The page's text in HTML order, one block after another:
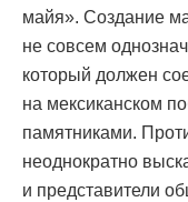
майя». Создание
не совсем
который должен
на мексиканском
памятниками.
неоднократно
и представители